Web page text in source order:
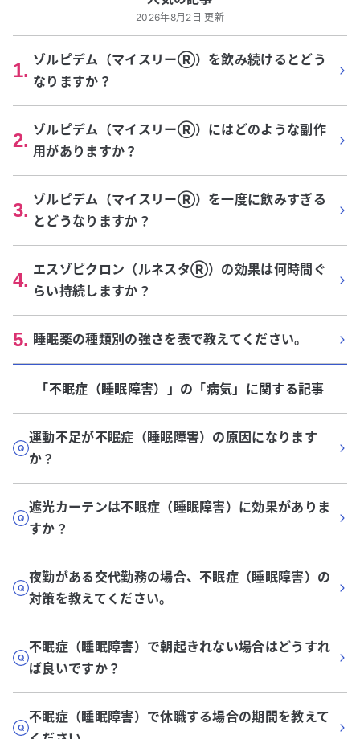
2026年8月2日 更新
1. ゾルピデム（マイスリーⓇ）を飲み続けるとどう
なりますか？
2. ゾルピデム（マイスリーⓇ）にはどのような副作
用がありますか？
3. ゾルピデム（マイスリーⓇ）を一度に飲みすぎる
とどうなりますか？
4. エスゾピクロン（ルネスタⓇ）の効果は何時間ぐ
らい持続しますか？
5. 睡眠薬の種類別の強さを表で教えてください。
「不眠症（睡眠障害）」 の「病気」に関する記事
運動不足が不眠症（睡眠障害）の原因になります
か？
遮光カーテンは不眠症（睡眠障害）に効果がありま
すか？
夜勤がある交代勤務の場合、不眠症（睡眠障害）の
対策を教えてください。
不眠症（睡眠障害）で朝起きれない場合はどうすれ
ば良いですか？
不眠症（睡眠障害）で休職する場合の期間を教えて